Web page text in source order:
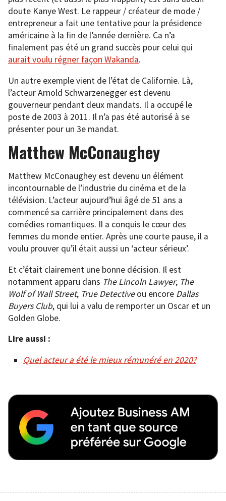
doute Kanye West. Le rappeur / créateur de mode /
entrepreneur a fait une tentative pour la présidence
américaine à la fin de l’année dernière. Ca n’a
finalement pas été un grand succès pour celui qui
aurait voulu régner façon Wakanda.
Un autre exemple vient de l’état de Californie. Là,
l’acteur Arnold Schwarzenegger est devenu
gouverneur pendant deux mandats. Il a occupé le
poste de 2003 à 2011. Il n’a pas été autorisé à se
présenter pour un 3e mandat.
Matthew McConaughey
Matthew McConaughey est devenu un élément
incontournable de l’industrie du cinéma et de la
télévision. L’acteur aujourd’hui âgé de 51 ans a
commencé sa carrière principalement dans des
comédies romantiques. Il a conquis le cœur des
femmes du monde entier. Après une courte pause, il a
voulu prouver qu’il était aussi un ‘acteur sérieux’.
Et c’était clairement une bonne décision. Il est
notamment apparu dans The Lincoln Lawyer, The
Wolf of Wall Street, True Detectiveou encore Dallas
Buyers Club, qui lui a valu de remporter un Oscar et un
Golden Globe.
Lire aussi :
Quel acteur a été le mieux rémunéré en 2020?